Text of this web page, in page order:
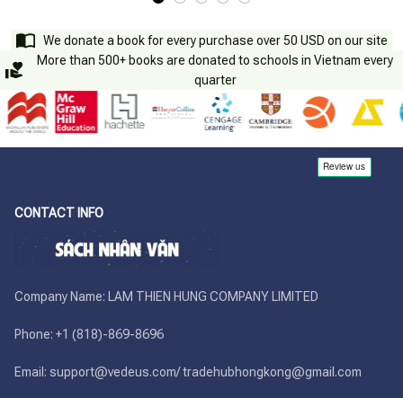
We donate a book for every purchase over 50 USD on our site
More than 500+ books are donated to schools in Vietnam every
quarter
CONTACT INFO
Company Name: LAM THIEN HUNG COMPANY LIMITED
Phone: +1 (818)-869-8696
Email: support@vedeus.com/ tradehubhongkong@gmail.com